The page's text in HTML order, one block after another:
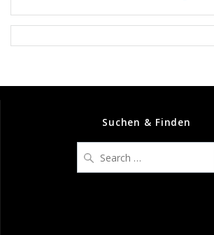
Suchen & Finden
for: